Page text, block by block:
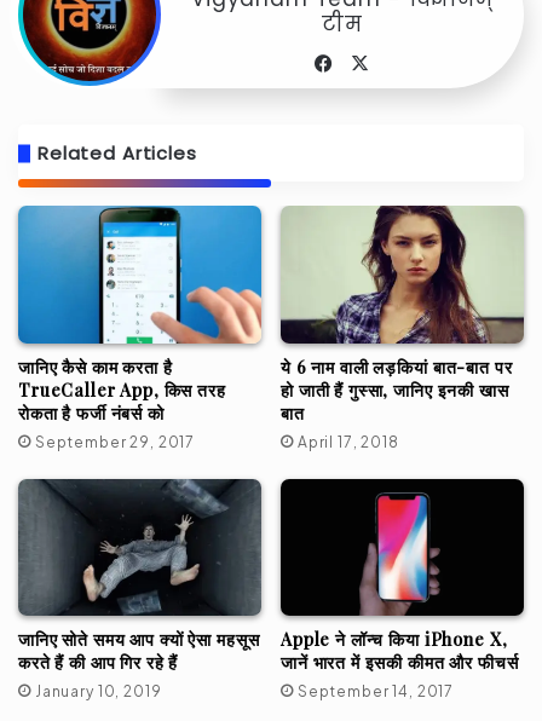
टीम
Facebook
Related Articles
जानिए कैसे काम करता है
TrueCaller App, किस तरह
रोकता है फर्जी नंबर्स को
September 29, 2017
ये 6 नाम वाली लड़कियां बात-बात पर
हो जाती हैं गुस्सा, जानिए इनकी खास
बात
April 17, 2018
जानिए सोते समय आप क्यों ऐसा महसूस
करते हैं की आप गिर रहे हैं
January 10, 2019
Apple ने लॉन्च किया iPhone X,
जानें भारत में इसकी कीमत और फीचर्स
September 14, 2017